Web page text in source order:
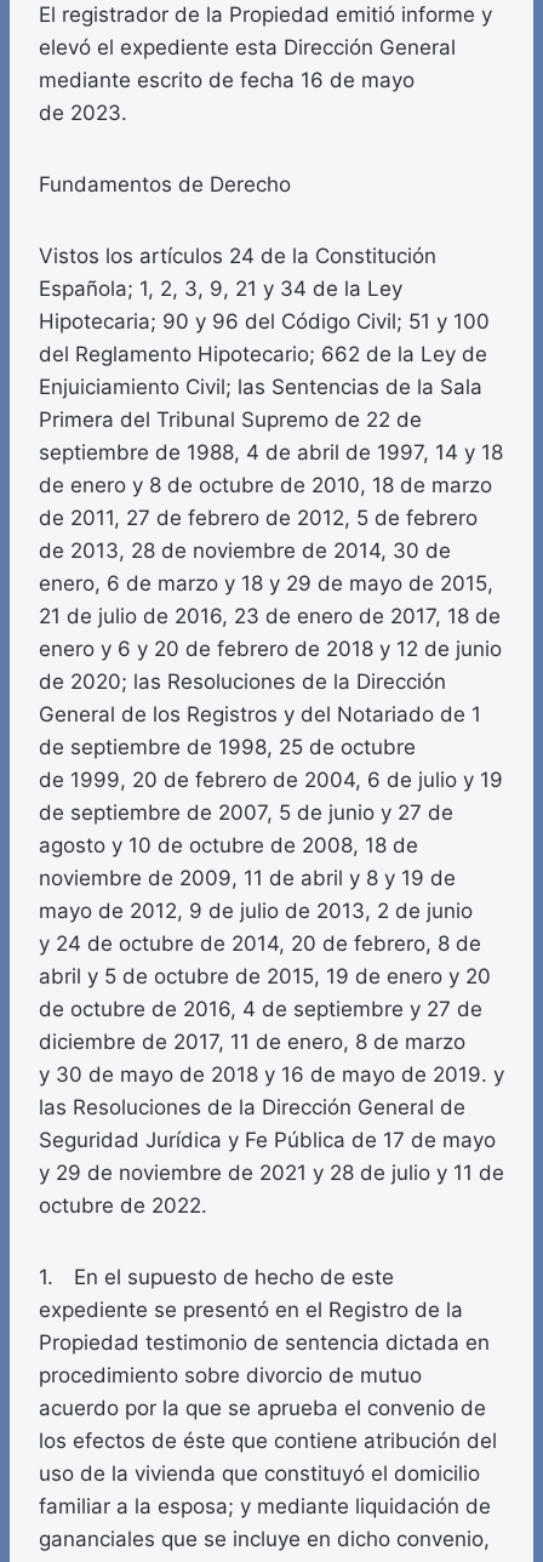
El registrador de la Propiedad emitió informe y
elevó el expediente esta Dirección General
mediante escrito de fecha 16 de mayo
de 2023.
Fundamentos de Derecho
Vistos los artículos 24 de la Constitución
Española; 1, 2, 3, 9, 21 y 34 de la Ley
Hipotecaria; 90 y 96 del Código Civil; 51 y 100
del Reglamento Hipotecario; 662 de la Ley de
Enjuiciamiento Civil; las Sentencias de la Sala
Primera del Tribunal Supremo de 22 de
septiembre de 1988, 4 de abril de 1997, 14 y 18
de enero y 8 de octubre de 2010, 18 de marzo
de 2011, 27 de febrero de 2012, 5 de febrero
de 2013, 28 de noviembre de 2014, 30 de
enero, 6 de marzo y 18 y 29 de mayo de 2015,
21 de julio de 2016, 23 de enero de 2017, 18 de
enero y 6 y 20 de febrero de 2018 y 12 de junio
de 2020; las Resoluciones de la Dirección
General de los Registros y del Notariado de 1
de septiembre de 1998, 25 de octubre
de 1999, 20 de febrero de 2004, 6 de julio y 19
de septiembre de 2007, 5 de junio y 27 de
agosto y 10 de octubre de 2008, 18 de
noviembre de 2009, 11 de abril y 8 y 19 de
mayo de 2012, 9 de julio de 2013, 2 de junio
y 24 de octubre de 2014, 20 de febrero, 8 de
abril y 5 de octubre de 2015, 19 de enero y 20
de octubre de 2016, 4 de septiembre y 27 de
diciembre de 2017, 11 de enero, 8 de marzo
y 30 de mayo de 2018 y 16 de mayo de 2019. y
las Resoluciones de la Dirección General de
Seguridad Jurídica y Fe Pública de 17 de mayo
y 29 de noviembre de 2021 y 28 de julio y 11 de
octubre de 2022.
1. En el supuesto de hecho de este
expediente se presentó en el Registro de la
Propiedad testimonio de sentencia dictada en
procedimiento sobre divorcio de mutuo
acuerdo por la que se aprueba el convenio de
los efectos de éste que contiene atribución del
uso de la vivienda que constituyó el domicilio
familiar a la esposa; y mediante liquidación de
gananciales que se incluye en dicho convenio,